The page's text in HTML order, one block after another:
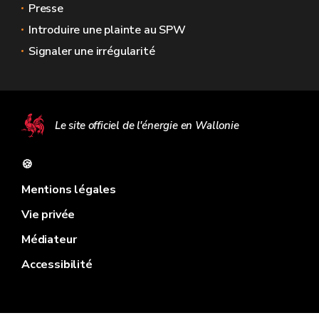
Presse
Introduire une plainte au SPW
Signaler une irrégularité
Le site officiel de l'énergie en Wallonie
🍪
Mentions légales
Vie privée
Médiateur
Accessibilité